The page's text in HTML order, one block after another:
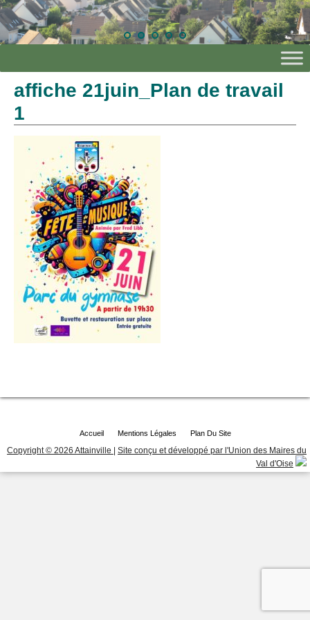
affiche 21juin_Plan de travail
1
Accueil Mentions Légales Plan Du Site
Copyright © 2026 Attainville | Site conçu et développé par l'Union des Maires du
Val d'Oise